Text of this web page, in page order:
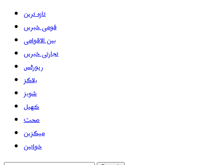
تازہ ترین
قومی خبریں
بین الاقوامی
تجارتی خبریں
رپورٹس
بلاگز
شوبز
کھیل
صحت
میگزین
خواتین